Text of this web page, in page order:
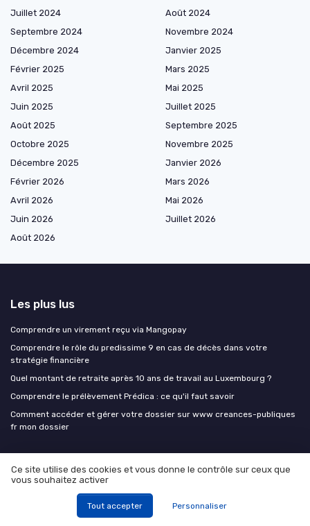
Juillet 2024
Août 2024
Septembre 2024
Novembre 2024
Décembre 2024
Janvier 2025
Février 2025
Mars 2025
Avril 2025
Mai 2025
Juin 2025
Juillet 2025
Août 2025
Septembre 2025
Octobre 2025
Novembre 2025
Décembre 2025
Janvier 2026
Février 2026
Mars 2026
Avril 2026
Mai 2026
Juin 2026
Juillet 2026
Août 2026
Les plus lus
Comprendre un virement reçu via Mangopay
Comprendre le rôle du predissime 9 en cas de décès dans votre
stratégie financière
Quel montant de retraite après 10 ans de travail au Luxembourg ?
Comprendre le prélèvement Prédica : ce qu'il faut savoir
Comment accéder et gérer votre dossier sur www creances-publiques
fr mon dossier
Divorce et SCPI : protéger ses parts et ses revenus immobiliers lors
Ce site utilise des cookies et vous donne le contrôle sur ceux que
vous souhaitez activer
Tout accepter Personnaliser